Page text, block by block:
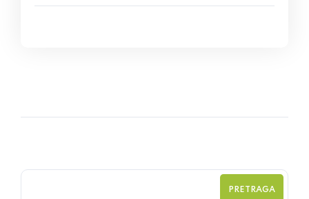
PRETRAGA